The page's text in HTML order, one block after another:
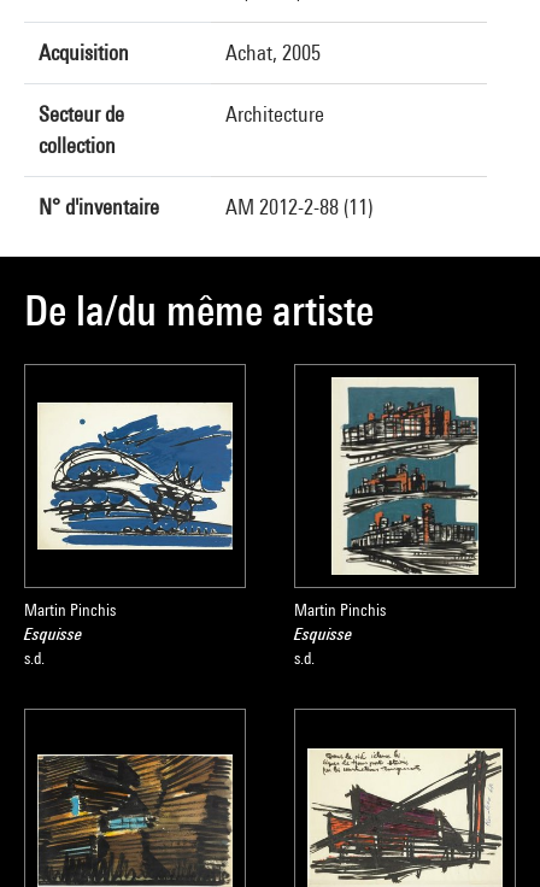
Acquisition Achat, 2005
Secteur de
collection
Architecture
N° d'inventaire AM 2012-2-88 (11)
De la/du même artiste
Martin Pinchis
Esquisse
s.d.
Martin Pinchis
Esquisse
s.d.